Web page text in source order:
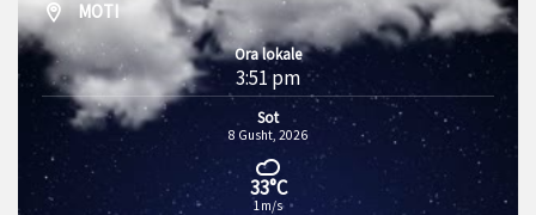
MOTI
Ora lokale
3:51 pm
Sot
8 Gusht, 2026
33°C
1m/s